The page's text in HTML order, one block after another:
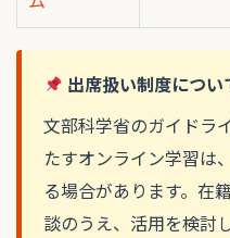
出席扱い制度につい
文部科学省のガイドラ
たすオンライン学習は
る場合があります。在
談のうえ、活用を検討